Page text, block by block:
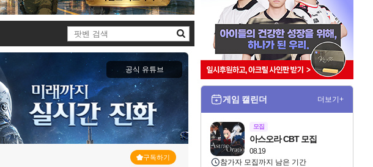
검
색
공식 유튜브
구독하기
게임 캘린더 더보기+
모집
08.19
아스오라 CBT 모집
참가자 모집까지 남은 기간